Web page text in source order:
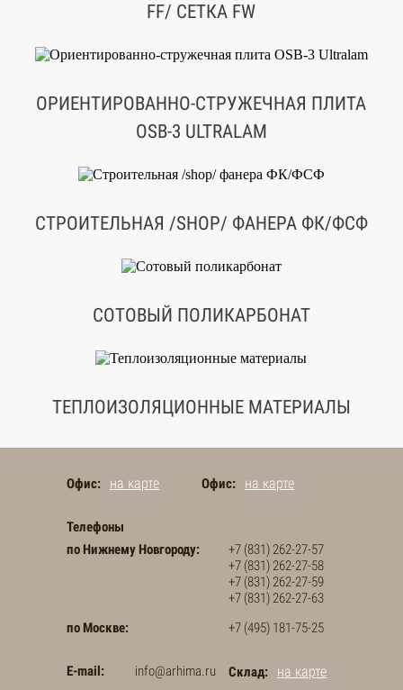
FF/ СЕТКА FW
ОРИЕНТИРОВАННО-СТРУЖЕЧНАЯ ПЛИТА
OSB-3 ULTRALAM
СТРОИТЕЛЬНАЯ /SHOP/ ФАНЕРА ФК/ФCФ
СОТОВЫЙ ПОЛИКАРБОНАТ
ТЕПЛОИЗОЛЯЦИОННЫЕ МАТЕРИАЛЫ
Офис: на карте Офис: на карте
Склад: на карте
Телефоны
по Нижнему Новгороду:
+7 (831) 262-27-57
+7 (831) 262-27-58
+7 (831) 262-27-59
+7 (831) 262-27-63
по Москве:
+7 (495) 181-75-25
E-mail: info@arhima.ru